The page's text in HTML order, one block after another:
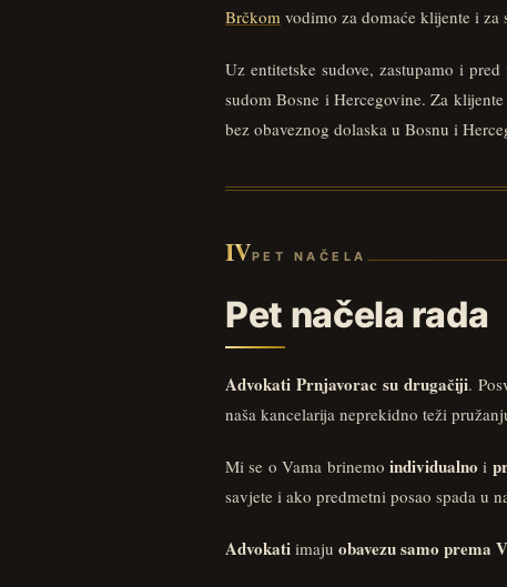
Brčkom vodimo za domaće klijente i za
Uz entitetske sudove, zastupamo i
sudom Bosne i Hercegovine. Za
bez obaveznog dolaska u Bosnu i
IVPET NAČELA
Pet načela rada
Advokati Prnjavorac su drugačiji.
naša kancelarija neprekidno teži
Mi se o Vama brinemo individualno i
savjete i ako predmetni posao spada u
Advokati imaju obavezu samo prema